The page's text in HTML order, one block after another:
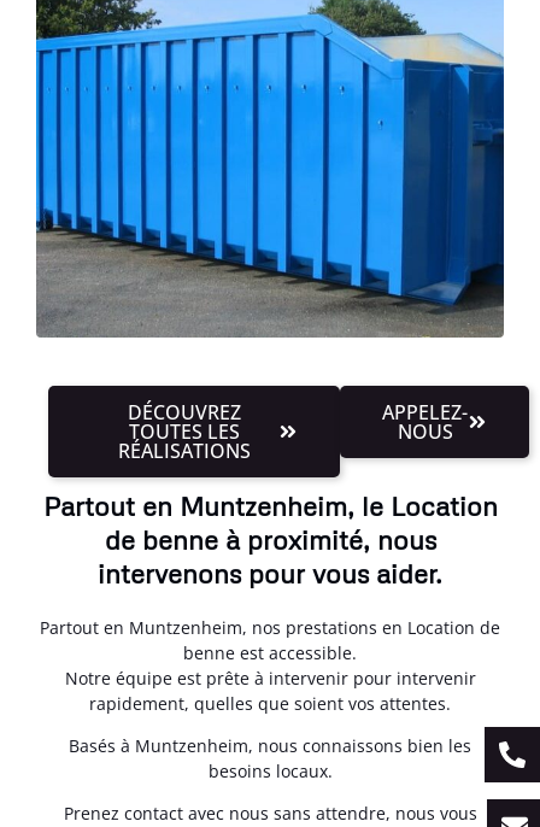
DÉCOUVREZ
TOUTES LES
RÉALISATIONS
APPELEZ-
NOUS
Partout en Muntzenheim, le Location
de benne à proximité, nous
intervenons pour vous aider.
Partout en Muntzenheim, nos prestations en Location de
benne est accessible.
Notre équipe est prête à intervenir pour intervenir
rapidement, quelles que soient vos attentes.
Basés à Muntzenheim, nous connaissons bien les
besoins locaux.
Prenez contact avec nous sans attendre, nous vous